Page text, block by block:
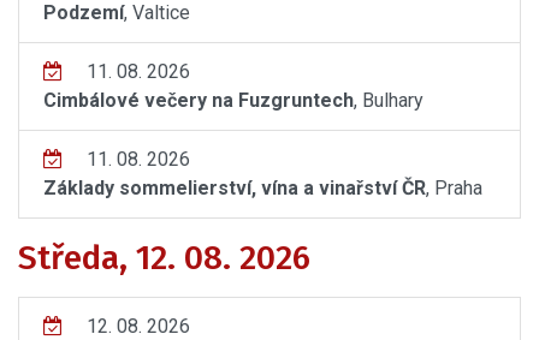
Podzemí, Valtice
11. 08. 2026
Cimbálové večery na Fuzgruntech, Bulhary
11. 08. 2026
Základy sommelierství, vína a vinařství ČR, Praha
Středa, 12. 08. 2026
12. 08. 2026